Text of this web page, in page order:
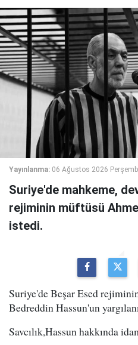
Yayınlanma: 06 Ağustos 2026
Suriye'de mahkeme,
rejiminin müftüsü
istedi.
Suriye'de Beşar Esed
Bedreddin Hassun'un
Savcılık,Hassun hakkında